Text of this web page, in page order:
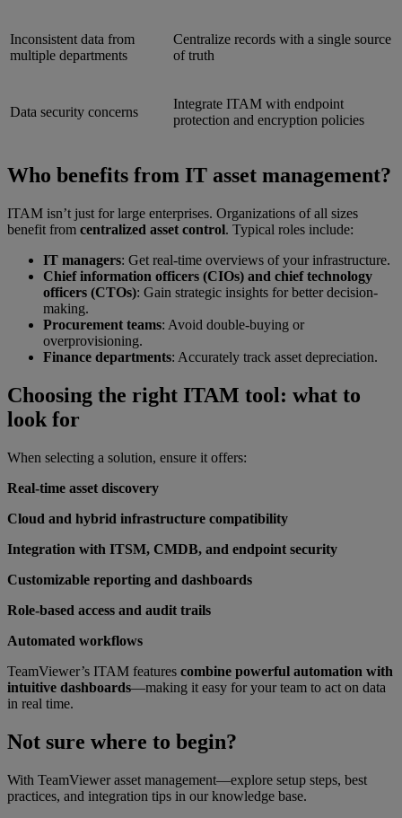
Inconsistent data from
multiple departments
Centralize records with a single source
of truth
Data security concerns
Integrate ITAM with endpoint
protection and encryption policies
Who benefits from IT asset management?
ITAM isn’t just for large enterprises. Organizations of all sizes
benefit from centralized asset control. Typical roles include:
IT managers: Get real-time overviews of your infrastructure.
Chief information officers (CIOs) and chief technology
officers (CTOs): Gain strategic insights for better decision-
making.
Procurement teams: Avoid double-buying or
overprovisioning.
Finance departments: Accurately track asset depreciation.
Choosing the right ITAM tool: what to
look for
When selecting a solution, ensure it offers:
Real-time asset discovery
Cloud and hybrid infrastructure compatibility
Integration with ITSM, CMDB, and endpoint security
Customizable reporting and dashboards
Role-based access and audit trails
Automated workflows
TeamViewer’s ITAM features combine powerful automation with
intuitive dashboards—making it easy for your team to act on data
in real time.
Not sure where to begin?
With TeamViewer asset management—explore setup steps, best
practices, and integration tips in our knowledge base.